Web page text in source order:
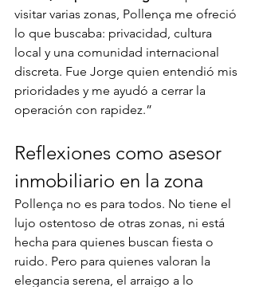
visitar varias zonas, Pollença me ofreció
lo que buscaba: privacidad, cultura
local y una comunidad internacional
discreta. Fue Jorge quien entendió mis
prioridades y me ayudó a cerrar la
operación con rapidez.”
Reflexiones como asesor
inmobiliario en la zona
Pollença no es para todos. No tiene el
lujo ostentoso de otras zonas, ni está
hecha para quienes buscan fiesta o
ruido. Pero para quienes valoran la
elegancia serena, el arraigo a lo